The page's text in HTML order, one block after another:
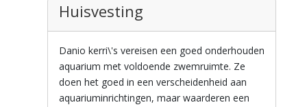
Huisvesting
Danio kerri\'s vereisen een goed onderhouden
aquarium met voldoende zwemruimte. Ze
doen het goed in een verscheidenheid aan
aquariuminrichtingen, maar waarderen een